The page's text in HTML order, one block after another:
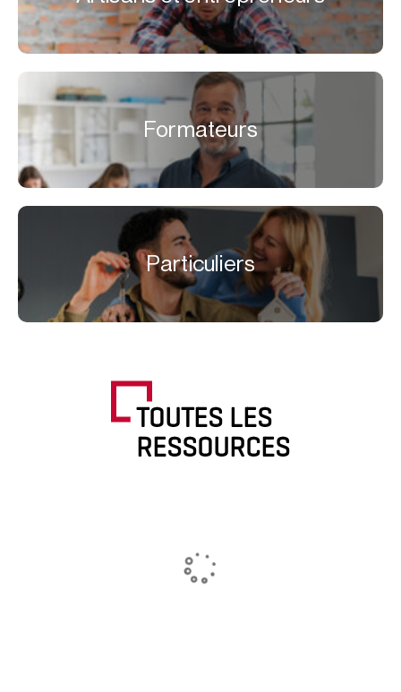
Formateurs
Particuliers
TOUTES LES
RESSOURCES